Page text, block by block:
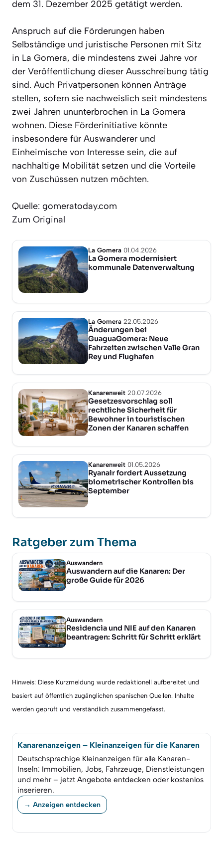
dem 31. Dezember 2025 getätigt werden.
Anspruch auf die Förderungen haben
Selbständige und juristische Personen mit Sitz
in La Gomera, die mindestens zwei Jahre vor
der Veröffentlichung dieser Ausschreibung tätig
sind. Auch Privatpersonen können Anträge
stellen, sofern sie nachweislich seit mindestens
zwei Jahren ununterbrochen in La Gomera
wohnen. Diese Förderinitiative könnte
insbesondere für Auswanderer und
Einheimische von Interesse sein, die auf
nachhaltige Mobilität setzen und die Vorteile
von Zuschüssen nutzen möchten.
Quelle: gomeratoday.com
Zum Original
La Gomera 01.04.2026
La Gomera modernisiert
kommunale Datenverwaltung
La Gomera 22.05.2026
Änderungen bei
GuaguaGomera: Neue
Fahrzeiten zwischen Valle Gran
Rey und Flughafen
Kanarenweit 20.07.2026
Gesetzesvorschlag soll
rechtliche Sicherheit für
Bewohner in touristischen
Zonen der Kanaren schaffen
Kanarenweit 01.05.2026
Ryanair fordert Aussetzung
biometrischer Kontrollen bis
September
Ratgeber zum Thema
Auswandern
Auswandern auf die Kanaren: Der
große Guide für 2026
Auswandern
Residencia und NIE auf den Kanaren
beantragen: Schritt für Schritt erklärt
Hinweis: Diese Kurzmeldung wurde redaktionell aufbereitet und
basiert auf öffentlich zugänglichen spanischen Quellen. Inhalte
werden geprüft und verständlich zusammengefasst.
Kanarenanzeigen – Kleinanzeigen für die Kanaren
Deutschsprachige Kleinanzeigen für alle Kanaren-
Inseln: Immobilien, Jobs, Fahrzeuge, Dienstleistungen
und mehr – jetzt Angebote entdecken oder kostenlos
inserieren.
→ Anzeigen entdecken